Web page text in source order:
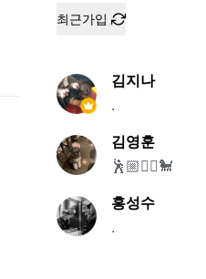
최근가입
김지나
.
김영훈
🕺🏼🏋️‍♀️🐩
홍성수
.